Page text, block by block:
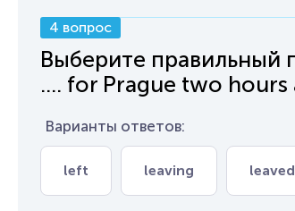
4 вопрос
Выберите правильный
.... for Prague two hours
Варианты ответов:
left leaving leaved